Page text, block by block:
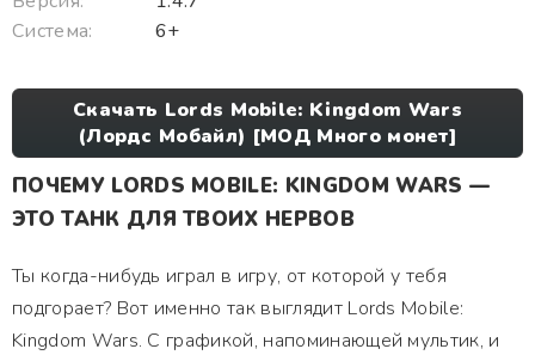
Система:
6+
Скачать Lords Mobile: Kingdom Wars
(Лордс Мобайл) [МОД Много монет]
ПОЧЕМУ LORDS MOBILE: KINGDOM WARS —
ЭТО ТАНК ДЛЯ ТВОИХ НЕРВОВ
Ты когда-нибудь играл в игру, от которой у тебя
подгорает? Вот именно так выглядит Lords Mobile:
Kingdom Wars. С графикой, напоминающей мультик, и